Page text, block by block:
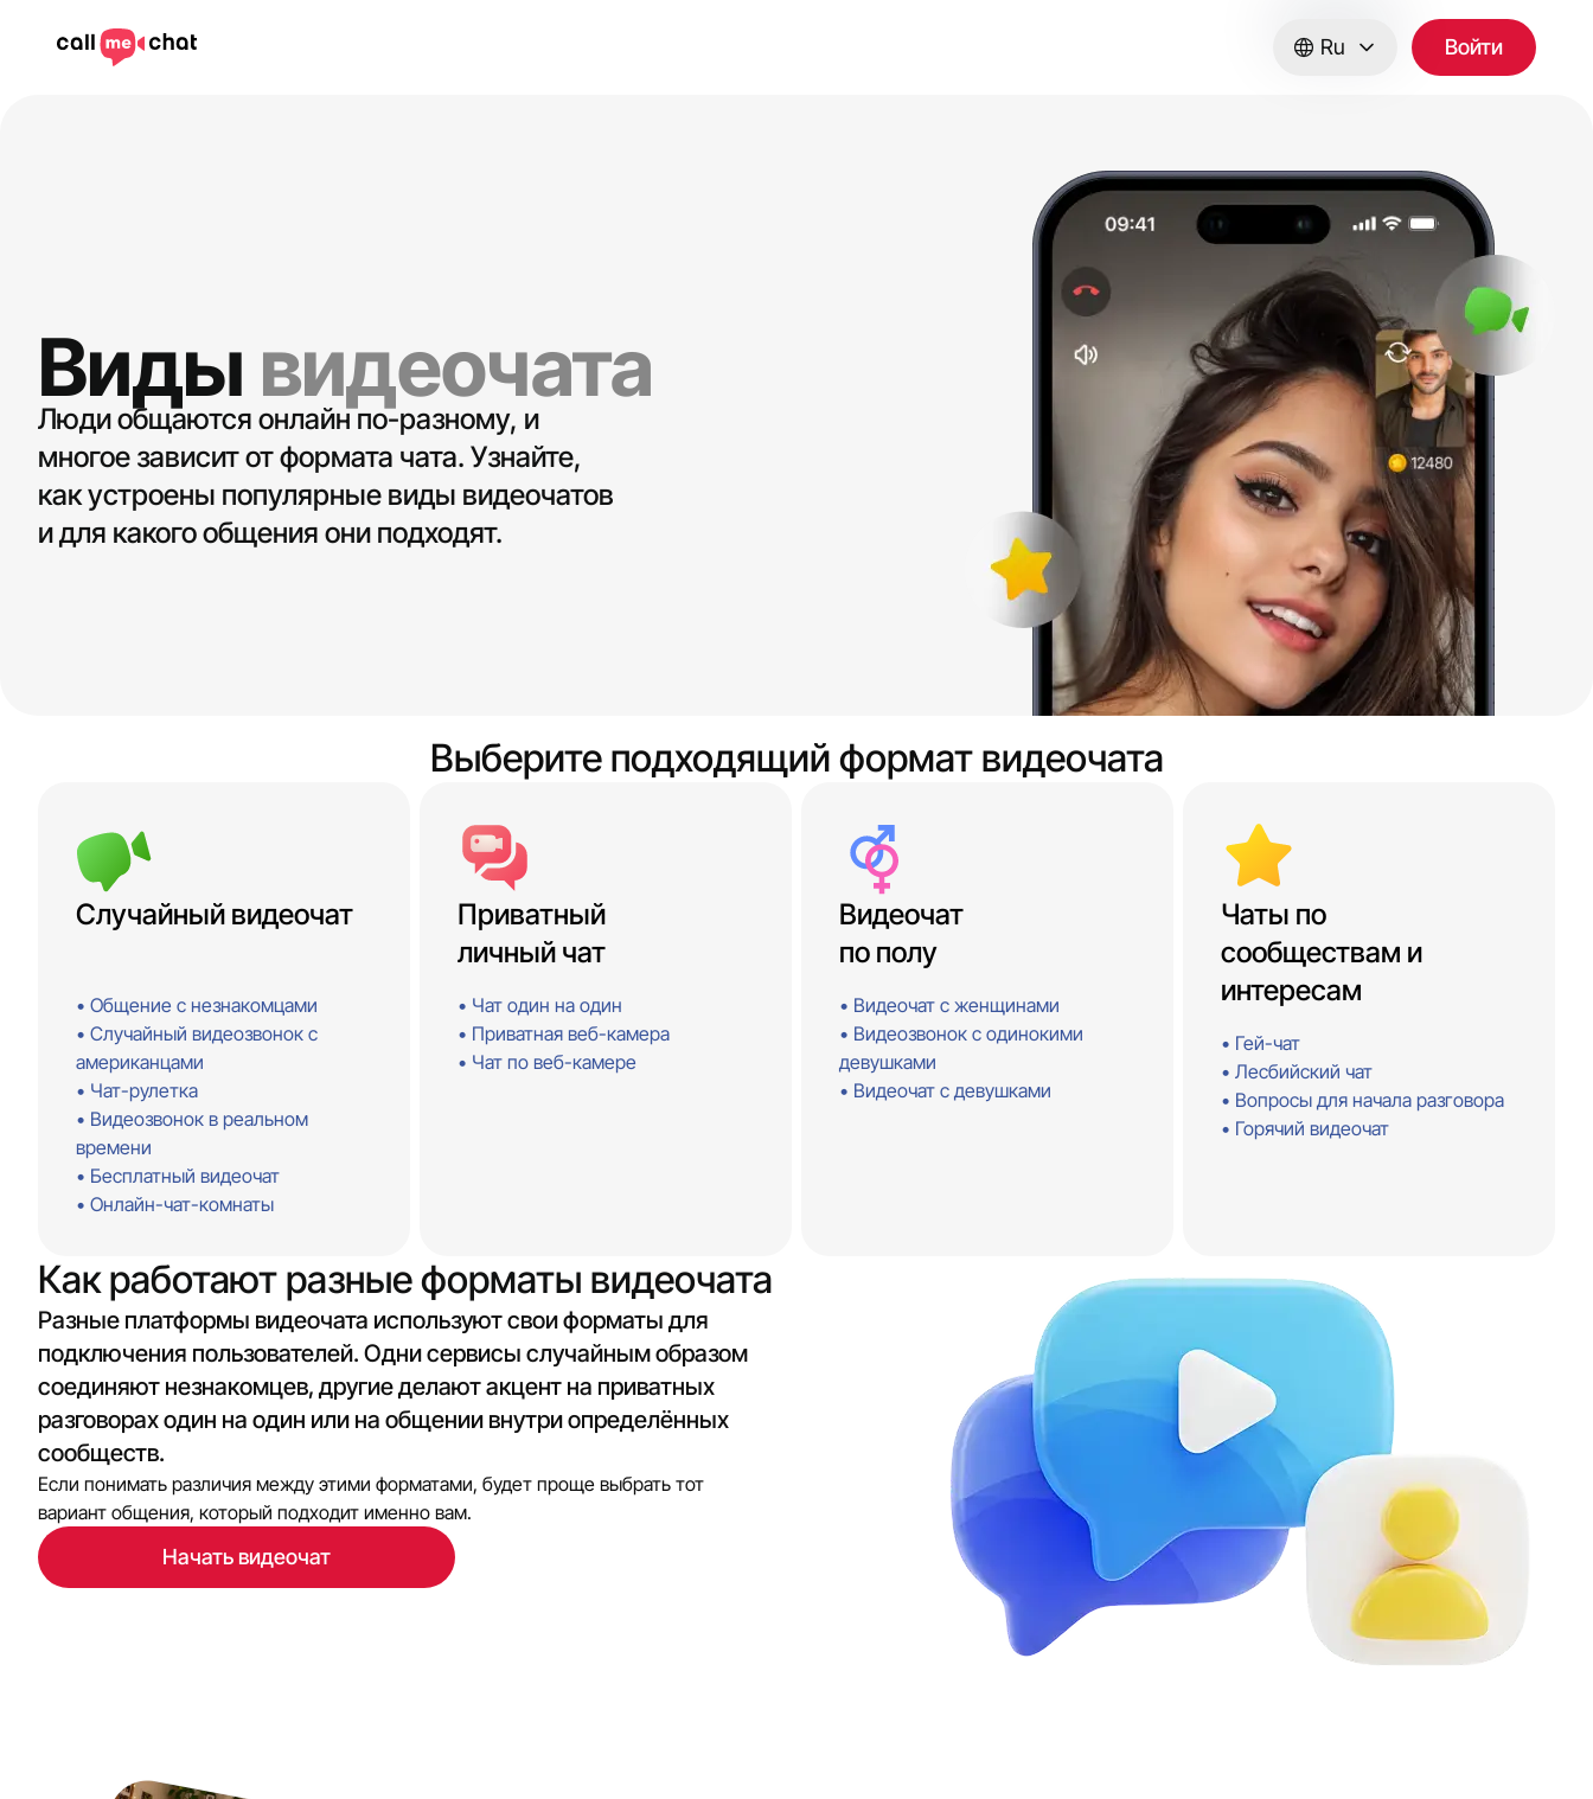
Ru Войти
Виды видеочата
Люди общаются онлайн по-разному, и
многое зависит от формата чата. Узнайте,
как устроены популярные виды видеочатов
и для какого общения они подходят.
Выберите подходящий формат видеочата
Случайный видеочат
Общение с незнакомцами
Случайный видеозвонок с
американцами
Чат-рулетка
Видеозвонок в реальном
времени
Бесплатный видеочат
Онлайн-чат-комнаты
Приватный
личный чат
Чат один на один
Приватная веб-камера
Чат по веб-камере
по полу
Видеочат с женщинами
Видеозвонок с одинокими
девушками
Видеочат с девушками
Чаты по
сообществам и
интересам
Гей-чат
Лесбийский чат
Вопросы для начала разговора
Горячий видеочат
Как работают разные форматы видеочата
Разные платформы видеочата используют свои форматы для
подключения пользователей. Одни сервисы случайным образом
соединяют незнакомцев, другие делают акцент на приватных
разговорах один на один или на общении внутри определённых
сообществ.
Если понимать различия между этими форматами, будет проще выбрать тот
вариант общения, который подходит именно вам.
Начать видеочат